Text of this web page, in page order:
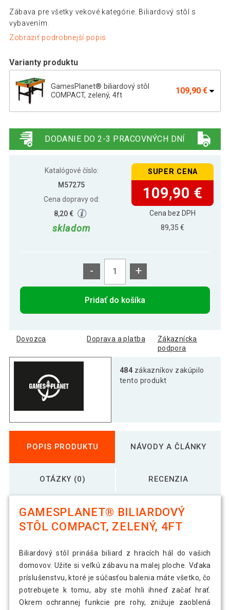
Zábava pre všetky vekové kategórie. Biliardový stôl s
vybavením.
Zobraziť podrobnejší popis
Varianty produktu
GamesPlanet® biliardový stôl
COMPACT, zelený, 4ft
109,90 €
COMPACT, červený, 4ft
COMPACT, modrý, 4ft
126,19 €
DODANIE DO 2-3 PRACOVNÝCH DNÍ
Katalógové číslo:
M57275
Cena dopravy od:
8,20 €
skladom
SUPER CENA
109,90 €
Cena bez DPH
89,35 €
- +
Pridať do košíka
Dovozca Doprava a platba
Zákaznícka
podpora
484 zákazníkov zakúpilo
tento produkt
POPIS PRODUKTU NÁVODY A ČLÁNKY
OTÁZKY (0) RECENZIA
GAMESPLANET® BILIARDOVÝ
STÔL COMPACT, ZELENÝ, 4FT
Biliardový stôl prináša biliard z hracích hál do vašich
domovov. Užite si veľkú zábavu na malej ploche. Vďaka
príslušenstvu, ktoré je súčasťou balenia máte všetko, čo
potrebujete k tomu, aby ste mohli ihneď začať hrať.
Okrem ochrannej funkcie pre rohy, znižuje zaoblená